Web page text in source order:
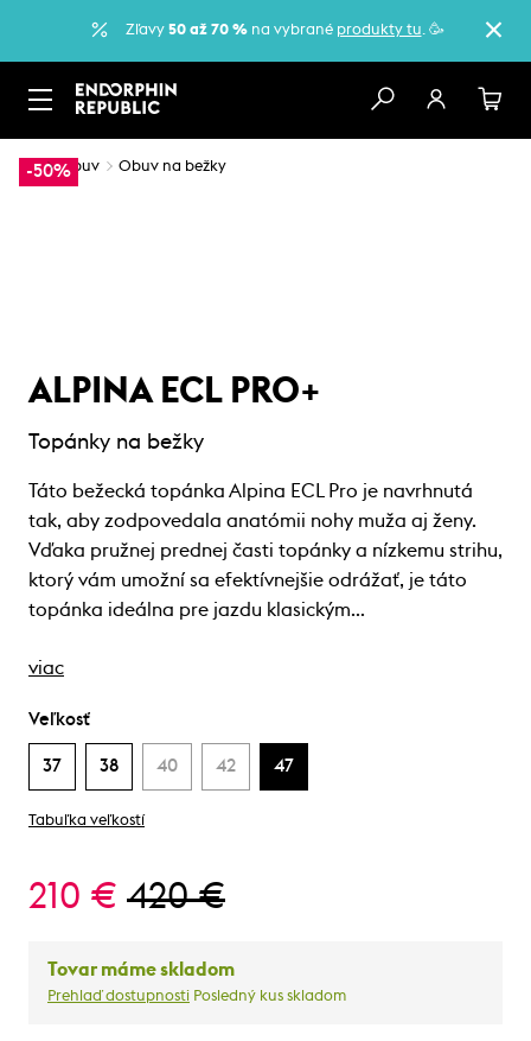
Zľavy 50 až 70 %na vybrané produkty tu. 🥳
-50%
… Obuv Obuv na bežky
ALPINA ECL PRO+
Topánky na bežky
Táto bežecká topánka Alpina ECL Pro je navrhnutá
tak, aby zodpovedala anatómii nohy muža aj ženy.
Vďaka pružnej prednej časti topánky a nízkemu strihu,
ktorý vám umožní sa efektívnejšie odrážať, je táto
topánka ideálna pre jazdu klasickým…
viac
Veľkosť
37 38 40 42 47
Tabuľka veľkostí
210 € 420 €
Tovar máme skladom
Prehlaď dostupnosti Posledný kus skladom